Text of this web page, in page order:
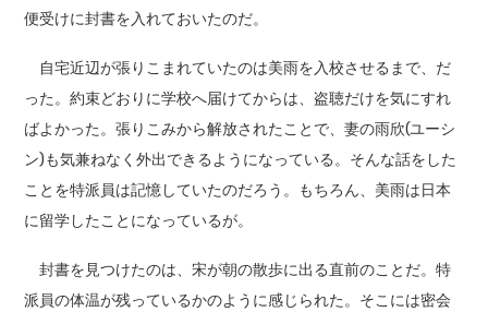
便受けに封書を入れておいたのだ。
自宅近辺が張りこまれていたのは美雨を入校させるまで、だ
った。約束どおりに学校へ届けてからは、盗聴だけを気にすれ
ばよかった。張りこみから解放されたことで、妻の雨欣(ユーシ
ン)も気兼ねなく外出できるようになっている。そんな話をした
ことを特派員は記憶していたのだろう。もちろん、美雨は日本
に留学したことになっているが。
封書を見つけたのは、宋が朝の散歩に出る直前のことだ。特
派員の体温が残っているかのように感じられた。そこには密会